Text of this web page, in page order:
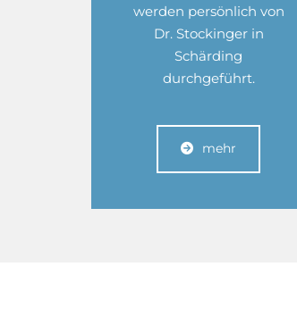
werden persönlich von
Dr. Stockinger in
Schärding
durchgeführt.
mehr